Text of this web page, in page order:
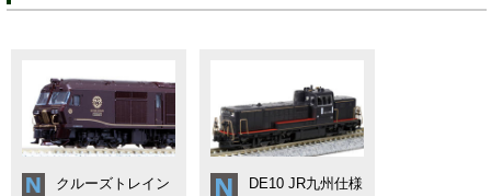
クルーズトレイン
DE10 JR九州仕様